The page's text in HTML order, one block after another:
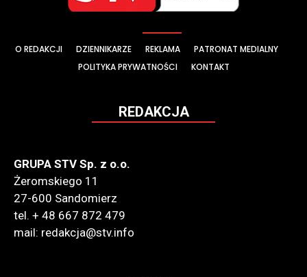
O REDAKCJI DZIENNIKARZE REKLAMA
PATRONAT MEDIALNY
POLITYKA PRYWATNOŚCI
KONTAKT
REDAKCJA
GRUPA STV Sp. z o.o.
Żeromskiego 11
27-600 Sandomierz
tel. + 48 667 872 479
mail: redakcja@stv.info